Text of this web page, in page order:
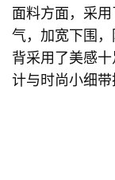
面料方面，采
气，加宽下围
背采用了美感
计与时尚小细带